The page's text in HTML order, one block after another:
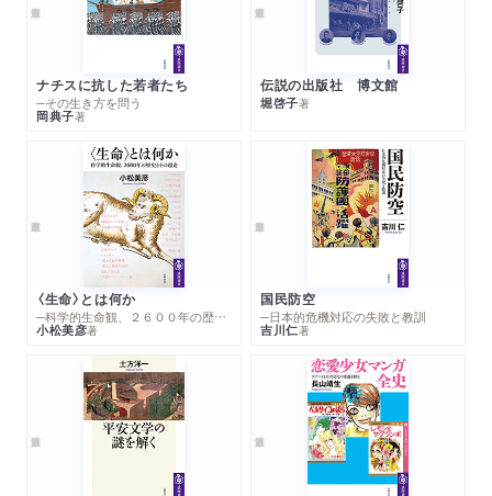
ナチスに抗した若者たち
─その生き方を問う
岡典子著
伝説の出版社 博文館
堀啓子著
〈生命〉とは何か
─科学的生命観、２６００年の歴史とその超克
小松美彦著
国民防空
─日本的危機対応の失敗と教訓
吉川仁著